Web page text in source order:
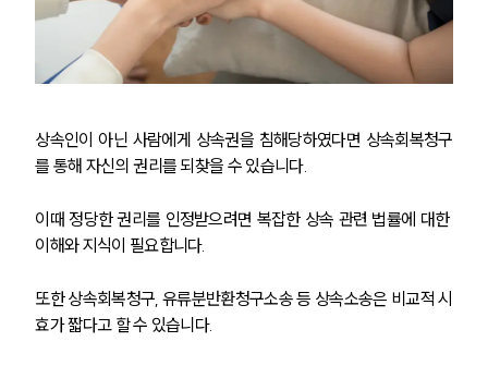
업무분야
가사그룹 업무
전체
구성원 소개
가사·상속전문변호사
소식/자료
언론보도
상속인이 아닌 사람에게 상속권을 침해당하였다면 상속회복청구
를 통해 자신의 권리를 되찾을 수 있습니다.
이때 정당한 권리를 인정받으려면 복잡한 상속 관련 법률에 대한
이해와 지식이 필요합니다.
또한 상속회복청구, 유류분반환청구소송 등 상속소송은 비교적 시
효가 짧다고 할 수 있습니다.